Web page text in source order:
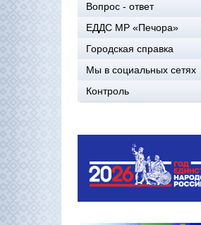
Вопрос - ответ
ЕДДС МР «Печора»
Городская справка
Мы в социальных сетях
Контроль